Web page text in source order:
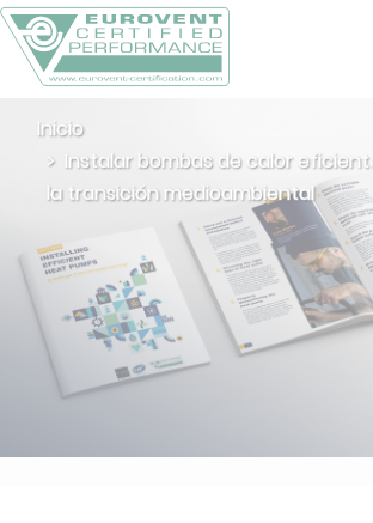
Inicio
Instalar bombas de calor
la transición medioambiental